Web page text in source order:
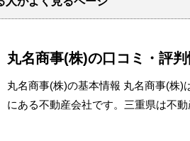
丸名商事(株)の口コミ・評
丸名商事(株)の基本情報 丸名商事(株)
にある不動産会社です。三重県は不